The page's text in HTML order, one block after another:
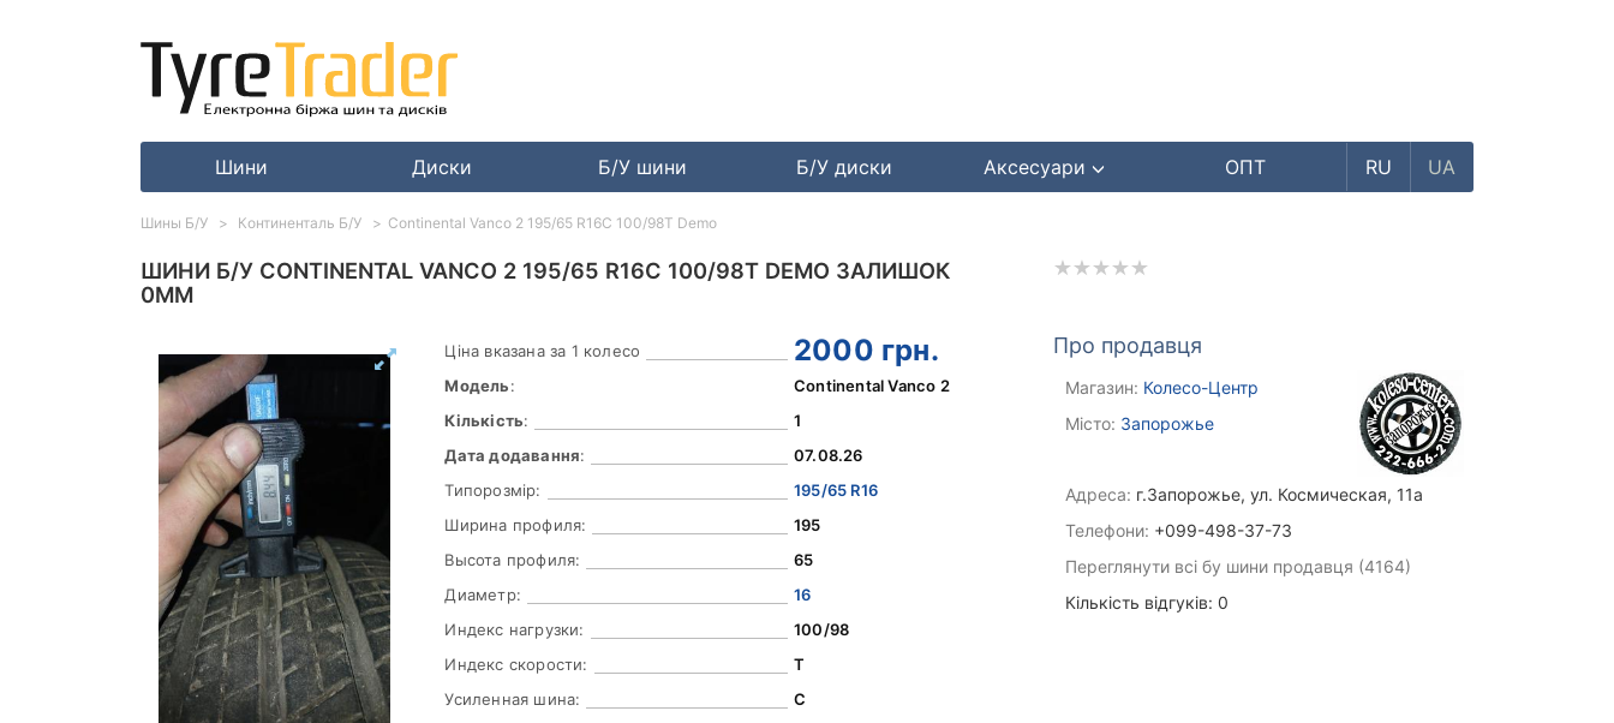
Шини Диски Б/У шини Б/У диски Аксесуари ОПТ RU UA
ШИНИ Б/У CONTINENTAL VANCO 2 195/65 R16C 100/98T DEMO ЗАЛИШОК
0ММ
Ціна вказана за 1 колесо 2000 грн.
Модель:
Continental Vanco 2
Кількість:
1
Дата додавання:
07.08.26
Типорозмір:
195/65 R16
Ширина профиля:
195
Высота профиля:
65
Диаметр:
16
Индекс нагрузки:
100/98
Индекс скорости:
T
Усиленная шина:
C
Про продавця
Магазин: Колесо-Центр
Місто: Запорожье
Адреса: г.Запорожье, ул. Космическая, 11а
Телефони: +099-498-37-73
Переглянути всі бу шини продавця (4164)
Кількість відгуків: 0
Шины Б/У Континенталь Б/У Continental Vanco 2 195/65 R16C 100/98T Demo